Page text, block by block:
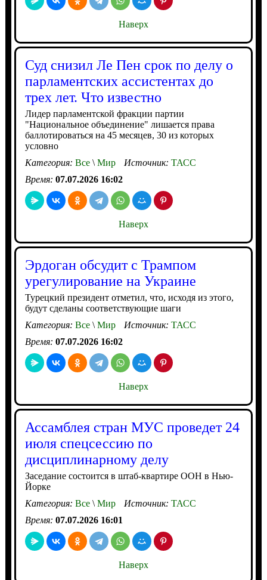
Наверх
Суд снизил Ле Пен срок по делу о
парламентских ассистентах до
трех лет. Что известно
Лидер парламентской фракции партии
"Национальное объединение" лишается права
баллотироваться на 45 месяцев, 30 из которых
условно
Категория: Все\Мир Источник: ТАСС
Время: 07.07.2026 16:02
Наверх
Эрдоган обсудит с Трампом
урегулирование на Украине
Турецкий президент отметил, что, исходя из этого,
будут сделаны соответствующие шаги
Категория: Все\Мир Источник: ТАСС
Время: 07.07.2026 16:02
Наверх
Ассамблея стран МУС проведет 24
июля спецсессию по
дисциплинарному делу
Заседание состоится в штаб-квартире ООН в Нью-
Йорке
Категория: Все\Мир Источник: ТАСС
Время: 07.07.2026 16:01
Наверх